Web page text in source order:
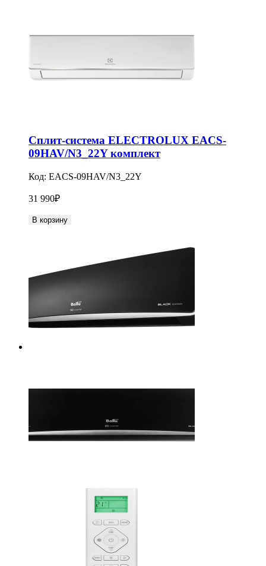
Сплит-система ELECTROLUX EACS-
09HAV/N3_22Y комплект
Код: EACS-09HAV/N3_22Y
31 990₽
В корзину